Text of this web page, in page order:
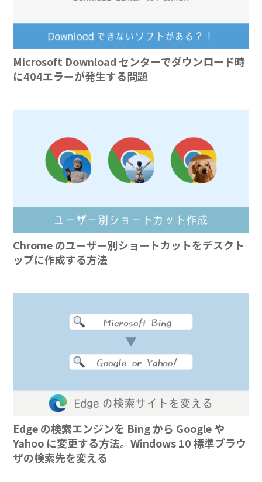
Microsoft Download センターでダウンロード時
に404エラーが発生する問題
Chrome のユーザー別ショートカットをデスクト
ップに作成する方法
Edge の検索エンジンを Bing から Google や
Yahoo に変更する方法。Windows 10 標準ブラウ
ザの検索先を変える